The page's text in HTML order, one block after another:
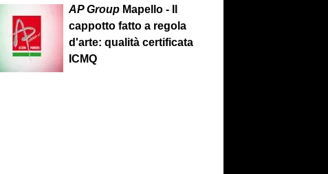
AP Group Mapello - Il
cappotto fatto a regola
d'arte: qualità certificata
ICMQ